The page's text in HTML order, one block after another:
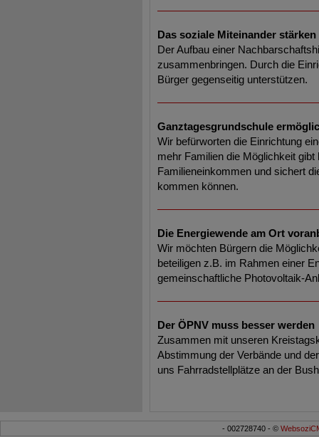
Das soziale Miteinander stärken
Der Aufbau einer
zusammenbringen. Durch die
Bürger gegenseitig unterstützen.
Ganztagesgrundschule
Wir befürworten die Einrichtung
mehr Familien die Möglichkeit
Familieneinkommen und sichert
kommen können.
Die Energiewende am Ort
Wir möchten Bürgern die
beteiligen z.B. im Rahmen einer
gemeinschaftliche Photovoltaik-
Der ÖPNV muss besser werden
Zusammen mit unseren
Abstimmung der Verbände und
uns Fahrradstellplätze an der
- 002728740 - ©